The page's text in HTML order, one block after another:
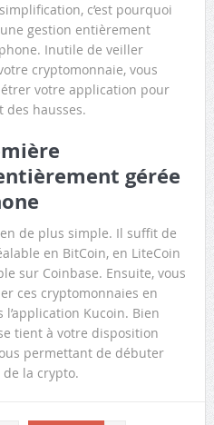
c’est pourquoi
gestion entièrement
Inutile de veiller
cryptomonnaie, vous
votre application pour
des hausses.
gérée
de plus simple. Il suffit de
en BitCoin, en LiteCoin
sur Coinbase. Ensuite, vous
ces cryptomonnaies en
Kucoin. Bien
tient à votre disposition
permettant de débuter
de la crypto.